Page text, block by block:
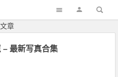
文章
– 最新写真合集